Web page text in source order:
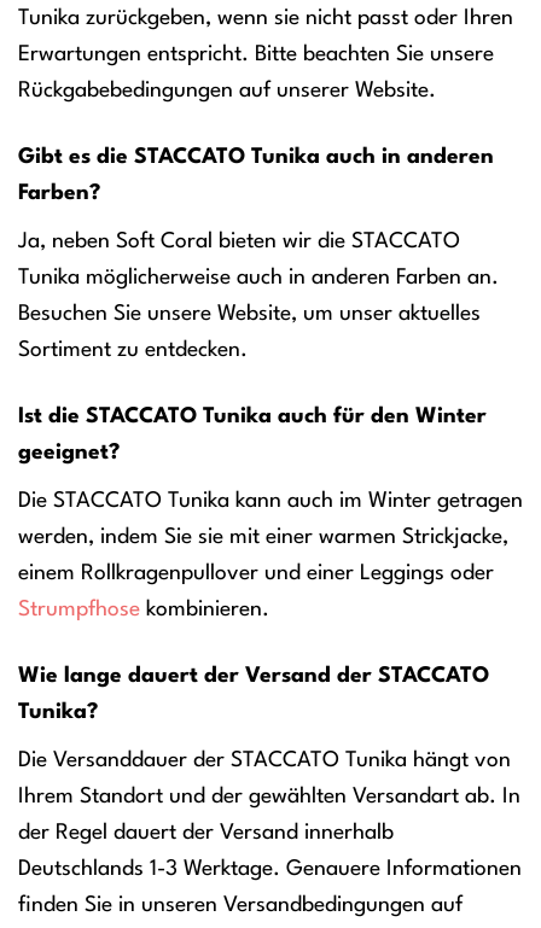
Tunika zurückgeben, wenn sie nicht passt oder Ihren
Erwartungen entspricht. Bitte beachten Sie unsere
Rückgabebedingungen auf unserer Website.
Gibt es die STACCATO Tunika auch in anderen
Farben?
Ja, neben Soft Coral bieten wir die STACCATO
Tunika möglicherweise auch in anderen Farben an.
Besuchen Sie unsere Website, um unser aktuelles
Sortiment zu entdecken.
Ist die STACCATO Tunika auch für den Winter
geeignet?
Die STACCATO Tunika kann auch im Winter getragen
werden, indem Sie sie mit einer warmen Strickjacke,
einem Rollkragenpullover und einer Leggings oder
Strumpfhose kombinieren.
Wie lange dauert der Versand der STACCATO
Tunika?
Die Versanddauer der STACCATO Tunika hängt von
Ihrem Standort und der gewählten Versandart ab. In
der Regel dauert der Versand innerhalb
Deutschlands 1-3 Werktage. Genauere Informationen
finden Sie in unseren Versandbedingungen auf